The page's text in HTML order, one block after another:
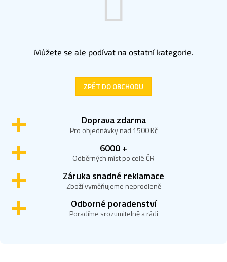
Můžete se ale podívat na ostatní kategorie.
ZPĚT DO OBCHODU
Doprava zdarma
Pro objednávky nad 1500 Kč
6000 +
Odběrných míst po celé ČR
Záruka snadné reklamace
Zboží vyměňujeme neprodleně
Odborné poradenství
Poradíme srozumitelně a rádi